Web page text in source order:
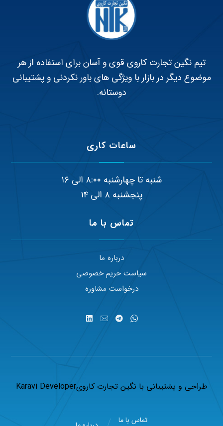
تیم نگین تجارت کاروی قوی و آسان برای استفاده از هر
موضوع دیگر در بازار با ویژگی های باور نکردنی و پشتیبانی
دوستانه.
ساعات کاری
شنبه تا چهارشنبه ۸:۰۰ الی ۱۶
پنجشنبه ۸ الی ۱۴
تماس با ما
درباره ما
سیاست حریم خصوصی
درخواست مشاوره
طراحی و پشتیبانی با نگین تجارت کارویKaravi Developer
تماس با ما